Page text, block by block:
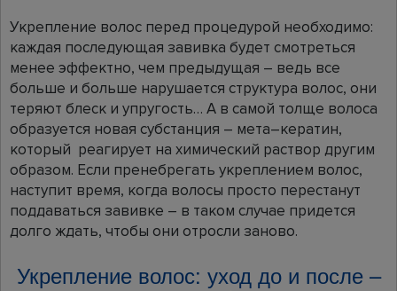
Укрепление волос перед процедурой необходимо:
каждая последующая завивка будет смотреться
менее эффектно, чем предыдущая – ведь все
больше и больше нарушается структура волос, они
теряют блеск и упругость… А в самой толще волоса
образуется новая субстанция – мета–кератин,
который реагирует на химический раствор другим
образом. Если пренебрегать укреплением волос,
наступит время, когда волосы просто перестанут
поддаваться завивке – в таком случае придется
долго ждать, чтобы они отросли заново.
Укрепление волос: уход до и после –